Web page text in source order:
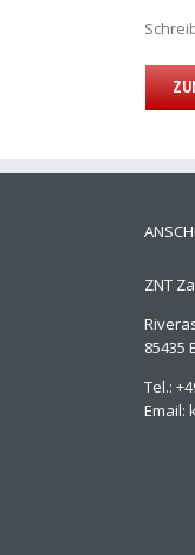
ZNT
85435
Tel.:
Email: